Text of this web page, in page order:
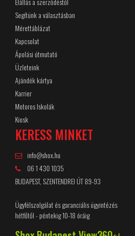
Segítünk a választásban
Mérettáblázat
Kapcsolat
Ápolási útmutató
Üzleteink
Ajándék kártya
Karrier
Motoros Iskolák
Kiosk
KERESS MINKET
info@shox.hu
06 1 430 1035
BUDAPEST, SZENTENDREI ÚT 89-93
Ügyfélszolgálat és garanciális ügyintézés
hétfőtől - péntekig 10-18 óráig